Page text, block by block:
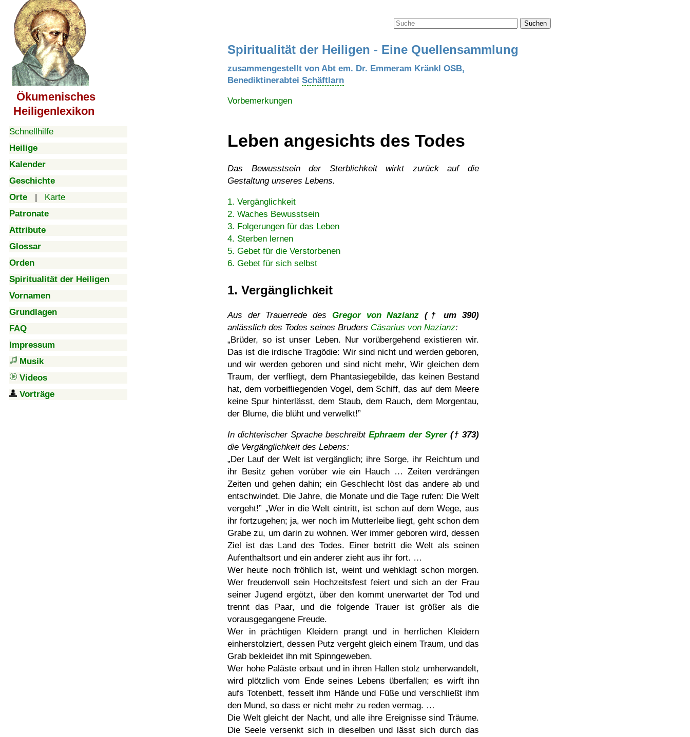
Ökumenisches
Heiligenlexikon
Schnellhilfe
Heilige
Kalender
Geschichte
Orte | Karte
Patronate
Attribute
Glossar
Orden
Spiritualität der Heiligen
Vornamen
Grundlagen
FAQ
Impressum
Musik
Videos
Vorträge
Suchen
Spiritualität der Heiligen - Eine Quellensammlung
zusammengestellt von Abt em. Dr. Emmeram Kränkl OSB,
Benediktinerabtei Schäftlarn
Vorbemerkungen
Leben angesichts des Todes
Das Bewusstsein der Sterblichkeit wirkt zurück auf die
Gestaltung unseres Lebens.
1. Vergänglichkeit
2. Waches Bewusstsein
3. Folgerungen für das Leben
4. Sterben lernen
5. Gebet für die Verstorbenen
6. Gebet für sich selbst
1. Vergänglichkeit
Aus der Trauerrede des Gregor von Nazianz († um 390)
anlässlich des Todes seines Bruders Cäsarius von Nazianz:
Brüder, so ist unser Leben. Nur vorübergehend existieren wir.
Das ist die irdische Tragödie: Wir sind nicht und werden geboren,
und wir werden geboren und sind nicht mehr, Wir gleichen dem
Traum, der verfliegt, dem Phantasiegebilde, das keinen Bestand
hat, dem vorbeifliegenden Vogel, dem Schiff, das auf dem Meere
keine Spur hinterlässt, dem Staub, dem Rauch, dem Morgentau,
der Blume, die blüht und verwelkt!
In dichterischer Sprache beschreibtEphraem der Syrer(† 373)
die Vergänglichkeit des Lebens:
Der Lauf der Welt ist vergänglich; ihre Sorge, ihr Reichtum und
ihr Besitz gehen vorüber wie ein Hauch … Zeiten verdrängen
Zeiten und gehen dahin; ein Geschlecht löst das andere ab und
entschwindet. Die Jahre, die Monate und die Tage rufen: Die Welt
vergeht!
Wer in die Welt eintritt, ist schon auf dem Wege, aus
ihr fortzugehen; ja, wer noch im Mutterleibe liegt, geht schon dem
Grabe zu, um darin zu wohnen. Wer immer geboren wird, dessen
Ziel ist das Land des Todes. Einer betritt die Welt als seinen
Aufenthaltsort und ein anderer zieht aus ihr fort. …
Wer heute noch fröhlich ist, weint und wehklagt schon morgen.
Wer freudenvoll sein Hochzeitsfest feiert und sich an der Frau
seiner Jugend ergötzt, über den kommt unerwartet der Tod und
trennt das Paar, und die folgende Trauer ist größer als die
vorausgegangene Freude.
Wer in prächtigen Kleidern prangt und in herrlichen Kleidern
einherstolziert, dessen Putz vergeht gleich einem Traum, und das
Grab bekleidet ihn mit Spinngeweben.
Wer hohe Paläste erbaut und in ihren Hallen stolz umherwandelt,
wird plötzlich vom Ende seines Lebens überfallen; es wirft ihn
aufs Totenbett, fesselt ihm Hände und Füße und verschließt ihm
den Mund, so dass er nicht mehr zu reden vermag. …
Die Welt gleicht der Nacht, und alle ihre Ereignisse sind Träume.
Die Seele versenkt sich in dieselben und lässt sich durch das